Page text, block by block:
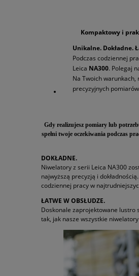
Kompaktowy i praktyczny
Unikalne. Dokładne.
Podczas codziennej
Leica NA300. Polegaj
Na Twoich
precyzyjnych
Gdy realizujesz pomiary lub
spełni twoje oczekiwania podczas
DOKŁADNE.
Niwelatory z serii Leica NA300
najwyższą precyzją i
codziennej pracy w
ŁATWE W OBSŁUDZE.
Doskonale zaprojektowane lustro
tak, jak nasze wszystkie